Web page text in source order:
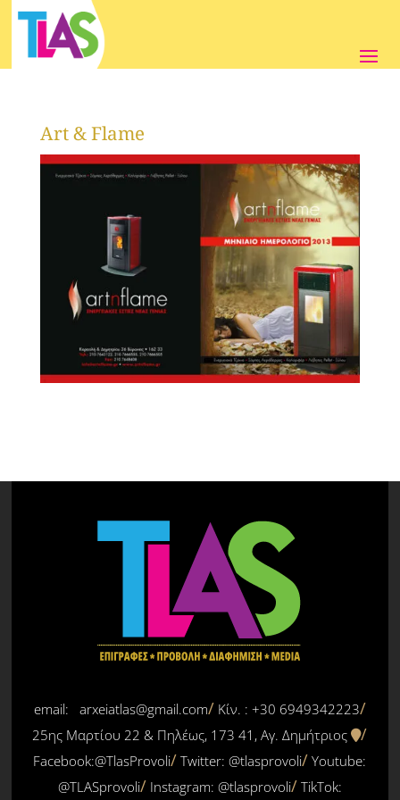
Art & Flame
email: arxeiatlas@gmail.com
Κίν. : +30 6949342223
25ης Μαρτίου 22 & Πηλέως, 173 41, Αγ. Δημήτριος
Facebook:@TlasProvoli Twitter:@tlasprovoli Youtube:
@TLASprovoli
Instagram: @tlasprovoli TikTok: